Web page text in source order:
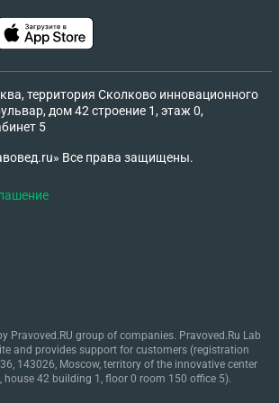
то времени нет, то ещё что-то) И
уже 3 месяцев он
же писал моим близким
с просьбой чтобы я вернула
собой, а якобы пишет кто-
помогает в том, чтобы получить
аккаунта, потом с основного, и
я его уже достала и ему ничего
меня перцовкой, залить
писал о том что встретится лично
юристом и он выкрутит все так,
территория Сколково инновационного
дом 42 строение 1, этаж 0,
5
Все права защищены.
Pravoved.RU group of companies. Pravoved.Ru Lab
and provides support for customers (registration
143026, Moscow, territory of the innovative center
house 42 building 1, floor 0 room 150 office 5).